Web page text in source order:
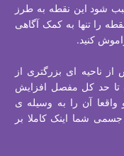
شود این نقطه به طرز
را تنها به کمک آگاهی
کنید.
ناحیه ای بزرگتری از
تا حد کل مفصل افزایش
آن را به وسیله ی
شما اینک کاملا بر